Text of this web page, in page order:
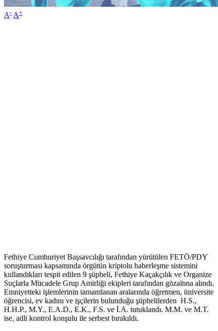
A- A+
Fethiye Cumhuriyet Başsavcılığı tarafından yürütülen FETÖ/PDY
soruşturması kapsamında örgütün kriptolu haberleşme sistemini
kullandıkları tespit edilen 9 şüpheli, Fethiye Kaçakçılık ve Organize
Suçlarla Mücadele Grup Amirliği ekipleri tarafından gözaltına alındı.
Emniyetteki işlemlerinin tamamlanan aralarında öğretmen, üniversite
öğrencisi, ev kadını ve işçilerin bulunduğu şüphelilerden H.S.,
H.H.P., M.Y., E.A.D., E.K., F.S. ve İ.A. tutuklandı. M.M. ve M.T.
ise, adli kontrol konşulu ile serbest bırakıldı.